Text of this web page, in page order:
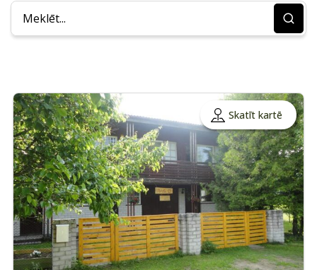
Skatīt kartē